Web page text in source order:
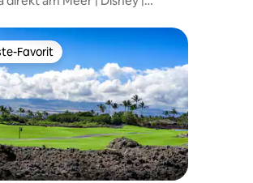
Gäste-Favorit.
Favorit